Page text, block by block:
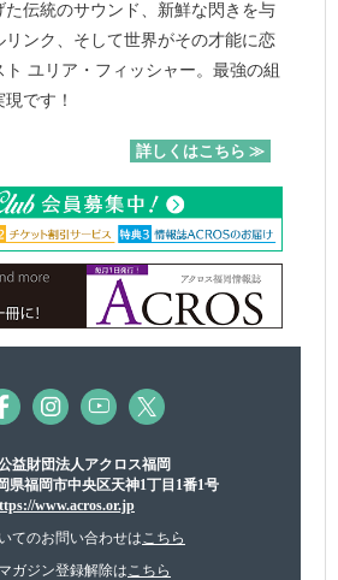
伝統のサウンド、新鮮な閃きを与
リンク、そして世界がその才能に恋
ト ユリア・フィッシャー。最強の組
です！
詳しくはこちら ≫
益財団法人アクロス福岡
県福岡市中央区天神1丁目1番1号
www.acros.or.jp
てのお問い合わせはこちら
ガジン登録解除はこちら